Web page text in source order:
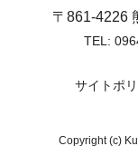
〒861-4226
TEL:
サイトポ
Copyright (c)